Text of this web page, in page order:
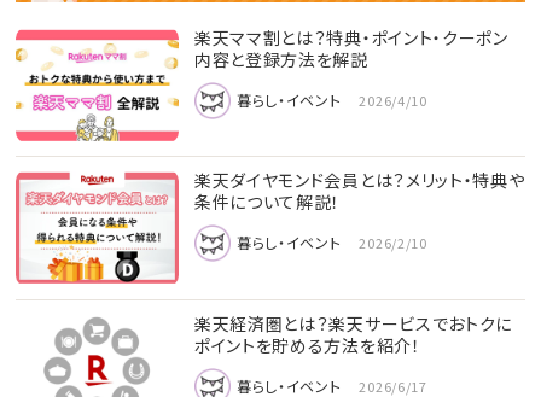
楽天ママ割とは？特典・ポイント・クーポン
内容と登録方法を解説
暮らし・イベント 2026/4/10
楽天ダイヤモンド会員とは？メリット・特典や
条件について解説！
暮らし・イベント 2026/2/10
楽天経済圏とは？楽天サービスでおトクに
ポイントを貯める方法を紹介！
暮らし・イベント 2026/6/17